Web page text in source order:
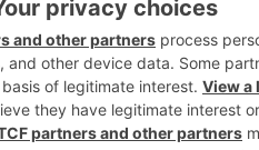
ilícita.
del mes de noviembre, se
los "pases" de
a bordo de un